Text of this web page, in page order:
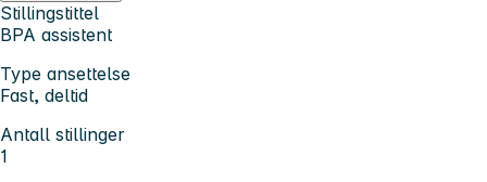
Stillingstittel
BPA assistent
Type ansettelse
Fast, deltid
Antall stillinger
1